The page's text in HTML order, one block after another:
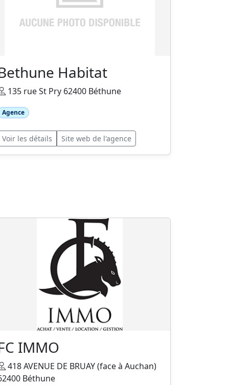
Habitat
135 rue St Pry 62400 Béthune
Agence
Voir les détails Site web de l'agence
IMMO
418 AVENUE DE BRUAY (face à Auchan)
Béthune